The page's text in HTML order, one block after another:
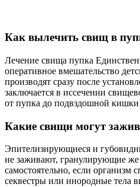
Как вылечить свищ в
Лечение свища пупка
оперативное вмешательство
производят сразу после
заключается в иссечении
от пупка до подвздошной
Какие свищи могут
Эпителизирующиеся и
не заживают, гранулирующие
самостоятельно, если организм
секвестры или инородные тела